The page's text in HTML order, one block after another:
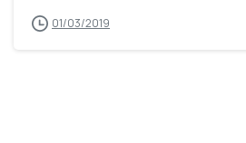
01/03/2019